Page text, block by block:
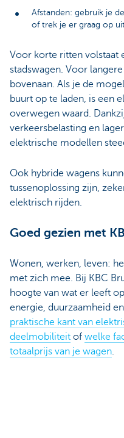
Afstanden: gebruik je
of trek je er graag op
Voor korte ritten volstaat
stadswagen. Voor
bovenaan. Als je de
buurt op te laden, is een
overwegen waard.
verkeersbelasting en
elektrische modellen
Ook hybride wagens
tussenoplossing zijn,
elektrisch rijden.
Goed gezien met
Wonen, werken, leven:
met zich mee. Bij KBC
hoogte van wat er leeft
energie, duurzaamheid
praktische kant van
deelmobiliteit of welke
totaalprijs van je wagen.